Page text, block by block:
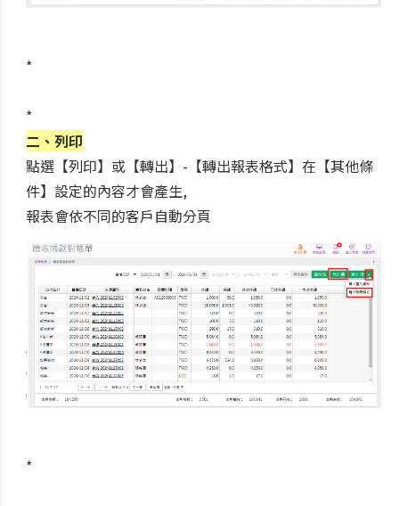
*
*
二、列印
點選【列印】或【轉出】-【轉出報表格式】在【其他條
件】設定的內容才會產生,
報表會依不同的客戶自動分頁
*